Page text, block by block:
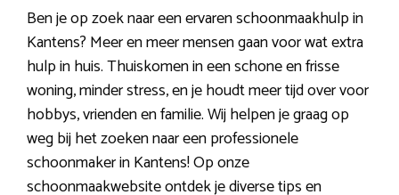
Ben je op zoek naar een ervaren schoonmaakhulp in
Kantens? Meer en meer mensen gaan voor wat extra
hulp in huis. Thuiskomen in een schone en frisse
woning, minder stress, en je houdt meer tijd over voor
hobbys, vrienden en familie. Wij helpen je graag op
weg bij het zoeken naar een professionele
schoonmaker in Kantens! Op onze
schoonmaakwebsite ontdek je diverse tips en